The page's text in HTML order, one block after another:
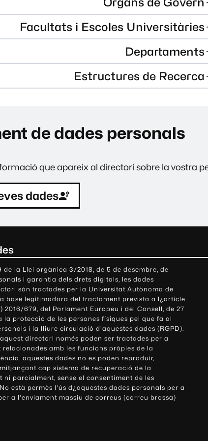
Facultats i Escoles Universitàries
Departaments
Estructures de Recerca
de dades personals
que apareix al directori sobre la vostra
dades
la Llei orgànica 3/2018, de 5 de desembre, de
i garantia dels drets digitals, les dades
són tractades per la Universitat Autònoma de
base legitimadora del tractament prevista a l¿article
2016/679, del Parlament Europeu i del Consell, de 27
la protecció de les persones físiques pel que fa al
i la lliure circulació d'aquestes dades (RGPD).
directori només poden ser tractades per a
amb les funcions pròpies de la
aquestes dades no es poden reproduir,
cap sistema de recuperació de la
parcialment, sense el consentiment de les
està permès l'ús d¿aquestes dades personals per a
a l'enviament massiu de correus (correu brossa)